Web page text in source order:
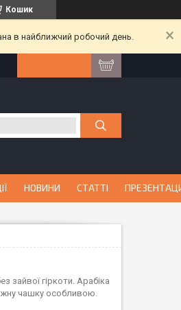
Кошик
в найближчий робочий день.
НОВИНИ СТАТТІ
зайвої гіркоти. Арабіка
чашку особливою.